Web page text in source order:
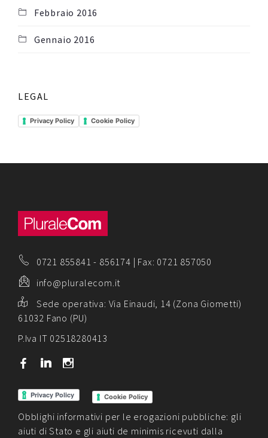
Febbraio 2016
Gennaio 2016
LEGAL
Privacy Policy Cookie Policy
0721 855841 - 856174 | Fax: 0721 857050
info@pluralecom.it
Sede operativa: Via Einaudi, 14 (Zona Giometti)
61032 Fano (PU)
P.Iva IT 02518280413
b j x
Cookie Policy
Obblighi informativi per le erogazioni pubbliche: gli
aiuti di Stato e gli aiuti de minimis ricevuti dalla